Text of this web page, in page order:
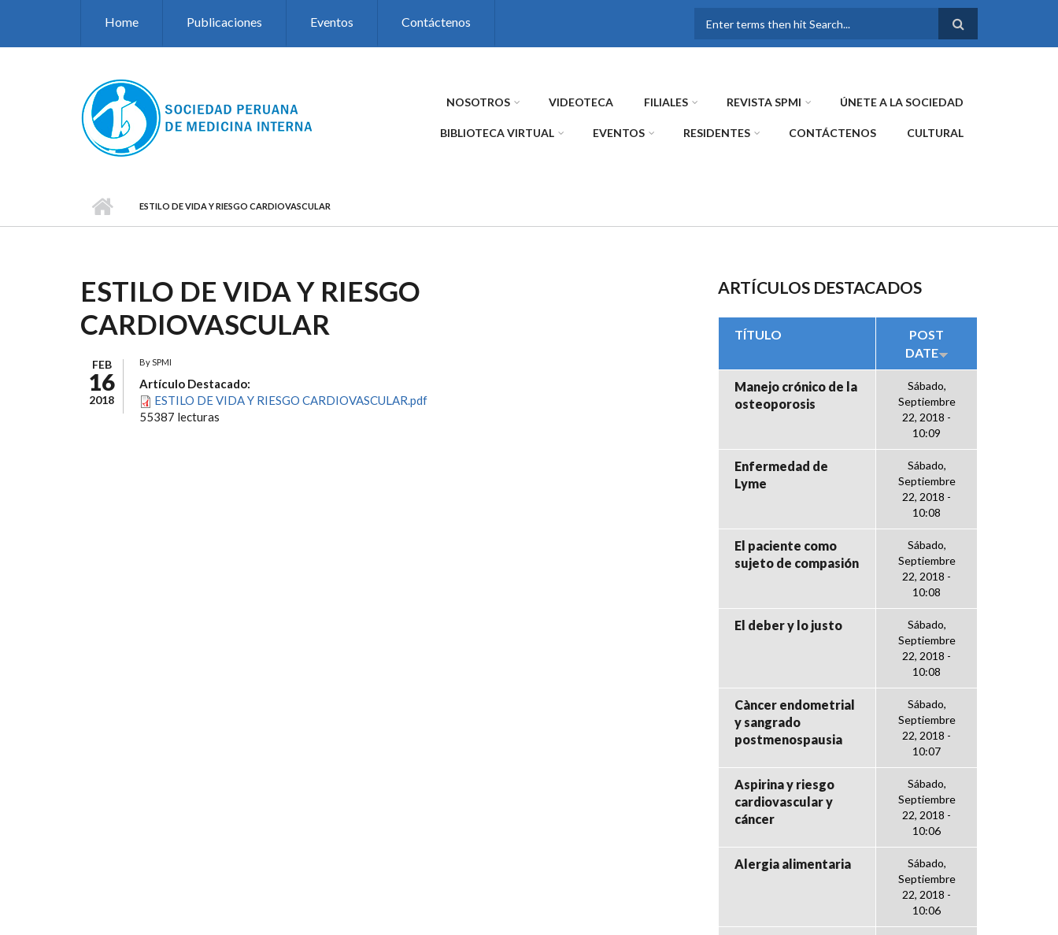
Home Publicaciones Eventos Contáctenos
FORMULARIO DE
NOSOTROS VIDEOTECA FILIALES REVISTA SPMI ÚNETE A LA SOCIEDAD
BIBLIOTECA VIRTUAL EVENTOS RESIDENTES CONTÁCTENOS CULTURAL
ESTILO DE VIDA Y RIESGO CARDIOVASCULAR
ESTILO DE VIDA Y RIESGO
CARDIOVASCULAR
FEB
16
2018
BySPMI
Artículo Destacado:
ESTILO DE VIDA Y RIESGO CARDIOVASCULAR.pdf
55387 lecturas
ARTÍCULOS DESTACADOS
TÍTULO
POST
DATE
Manejo crónico de la
osteoporosis
Sábado,
Septiembre
22, 2018 -
10:09
Enfermedad de
Lyme
Sábado,
Septiembre
22, 2018 -
10:08
El paciente como
sujeto de compasión
Sábado,
Septiembre
22, 2018 -
10:08
El deber y lo justo
Sábado,
Septiembre
22, 2018 -
10:08
Càncer endometrial
y sangrado
postmenospausia
Sábado,
Septiembre
22, 2018 -
10:07
Aspirina y riesgo
cardiovascular y
cáncer
Sábado,
Septiembre
22, 2018 -
10:06
Alergia alimentaria
Sábado,
Septiembre
22, 2018 -
10:06